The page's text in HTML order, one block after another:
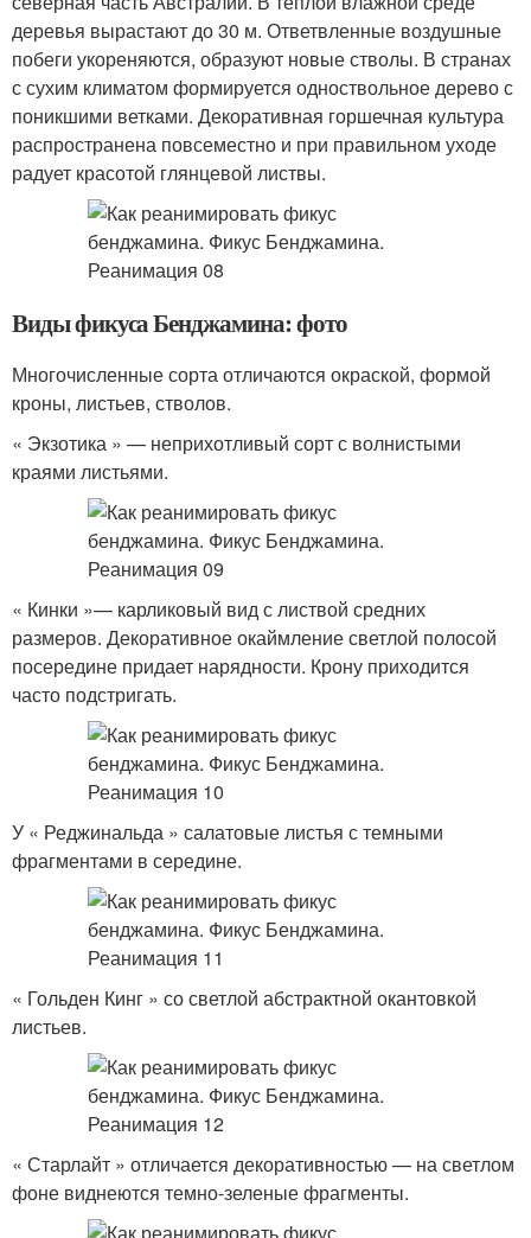
деревья вырастают до 30 м. Ответвленные воздушные
побеги укореняются, образуют новые стволы. В странах
с сухим климатом формируется одноствольное дерево с
поникшими ветками. Декоративная горшечная культура
распространена повсеместно и при правильном уходе
радует красотой глянцевой листвы.
Виды фикуса Бенджамина: фото
Многочисленные сорта отличаются окраской, формой
кроны, листьев, стволов.
« Экзотика » — неприхотливый сорт с волнистыми
краями листьями.
« Кинки »— карликовый вид с листвой средних
размеров. Декоративное окаймление светлой полосой
посередине придает нарядности. Крону приходится
часто подстригать.
У « Реджинальда » салатовые листья с темными
фрагментами в середине.
« Гольден Кинг » со светлой абстрактной окантовкой
листьев.
« Старлайт » отличается декоративностью — на светлом
фоне виднеются темно-зеленые фрагменты.